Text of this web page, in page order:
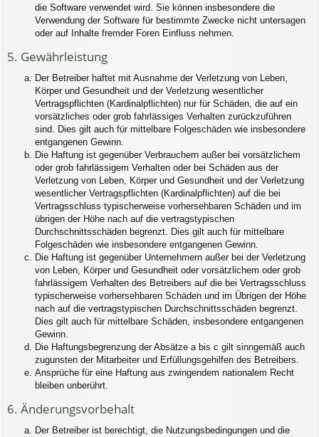
die Software verwendet wird. Sie können insbesondere die
Verwendung der Software für bestimmte Zwecke nicht untersagen
oder auf Inhalte fremder Foren Einfluss nehmen.
5. Gewährleistung
Der Betreiber haftet mit Ausnahme der Verletzung von Leben,
Körper und Gesundheit und der Verletzung wesentlicher
Vertragspflichten (Kardinalpflichten) nur für Schäden, die auf ein
vorsätzliches oder grob fahrlässiges Verhalten zurückzuführen
sind. Dies gilt auch für mittelbare Folgeschäden wie insbesondere
entgangenen Gewinn.
Die Haftung ist gegenüber Verbrauchern außer bei vorsätzlichem
oder grob fahrlässigem Verhalten oder bei Schäden aus der
Verletzung von Leben, Körper und Gesundheit und der Verletzung
wesentlicher Vertragspflichten (Kardinalpflichten) auf die bei
Vertragsschluss typischerweise vorhersehbaren Schäden und im
übrigen der Höhe nach auf die vertragstypischen
Durchschnittsschäden begrenzt. Dies gilt auch für mittelbare
Folgeschäden wie insbesondere entgangenen Gewinn.
Die Haftung ist gegenüber Unternehmern außer bei der Verletzung
von Leben, Körper und Gesundheit oder vorsätzlichem oder grob
fahrlässigem Verhalten des Betreibers auf die bei Vertragsschluss
typischerweise vorhersehbaren Schäden und im Übrigen der Höhe
nach auf die vertragstypischen Durchschnittsschäden begrenzt.
Dies gilt auch für mittelbare Schäden, insbesondere entgangenen
Gewinn.
Die Haftungsbegrenzung der Absätze a bis c gilt sinngemäß auch
zugunsten der Mitarbeiter und Erfüllungsgehilfen des Betreibers.
Ansprüche für eine Haftung aus zwingendem nationalem Recht
bleiben unberührt.
6. Änderungsvorbehalt
Der Betreiber ist berechtigt, die Nutzungsbedingungen und die